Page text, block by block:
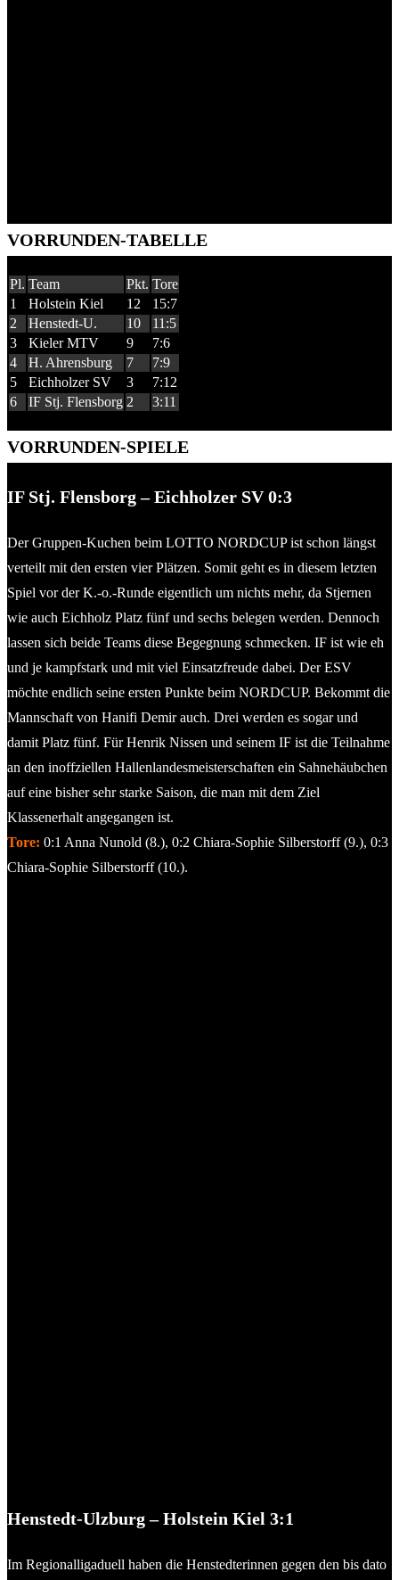
VORRUNDEN-TABELLE
Pl. Team Pkt. Tore
1
Holstein Kiel 12
15:7
2
Henstedt-U. 10
11:5
3
Kieler MTV 9
7:6
4
H. Ahrensburg 7
7:9
5
Eichholzer SV 3
7:12
6
IF Stj. Flensborg 2 3:11
VORRUNDEN-SPIELE
IF Stj. Flensborg – Eichholzer SV 0:3
Der Gruppen-Kuchen beim LOTTO NORDCUP ist schon längst
verteilt mit den ersten vier Plätzen. Somit geht es in diesem letzten
Spiel vor der K.-o.-Runde eigentlich um nichts mehr, da Stjernen
wie auch Eichholz Platz fünf und sechs belegen werden. Dennoch
lassen sich beide Teams diese Begegnung schmecken. IF ist wie eh
und je kampfstark und mit viel Einsatzfreude dabei. Der ESV
möchte endlich seine ersten Punkte beim NORDCUP. Bekommt die
Mannschaft von Hanifi Demir auch. Drei werden es sogar und
damit Platz fünf. Für Henrik Nissen und seinem IF ist die Teilnahme
an den inoffziellen Hallenlandesmeisterschaften ein Sahnehäubchen
auf eine bisher sehr starke Saison, die man mit dem Ziel
Klassenerhalt angegangen ist.
Tore: 0:1 Anna Nunold (8.), 0:2 Chiara-Sophie Silberstorff (9.), 0:3
Chiara-Sophie Silberstorff (10.).
Henstedt-Ulzburg – Holstein Kiel 3:1
Im Regionalligaduell haben die Henstedterinnen gegen den bis dato